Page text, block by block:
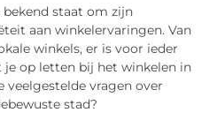
bekend staat om zijn
aan winkelervaringen. Van
winkels, er is voor ieder
je op letten bij het winkelen in
veelgestelde vragen over
stad?